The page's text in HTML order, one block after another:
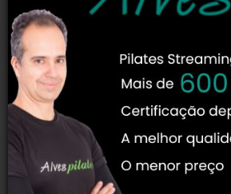
redigidas por especialistas no tema!
Blog Pilates são professores de
diretas de Joseph Pilates e muitos de
convidados são professores
possuem muitas vezes mestrado e
ANATOMIA E